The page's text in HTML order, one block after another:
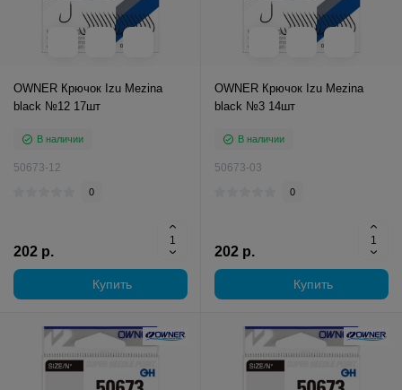
OWNER Крючок Izu Mezina
black №12 17шт
В наличии
50673-12
0
202 р.
Купить
OWNER Крючок Izu Mezina
black №3 14шт
В наличии
50673-03
0
202 р.
Купить